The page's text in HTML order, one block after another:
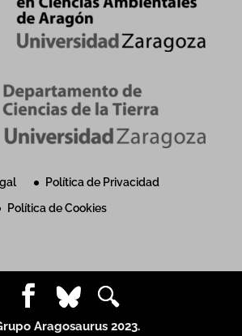
Política de Privacidad
Política de Cookies
Aragosaurus 2023.